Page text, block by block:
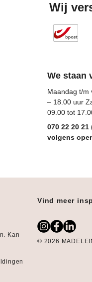
Wij
We staan
Maandag t/m
– 18.00 uur
09.00 tot
070 22 20 21
volgens
Kan
Vind meer
© 2026